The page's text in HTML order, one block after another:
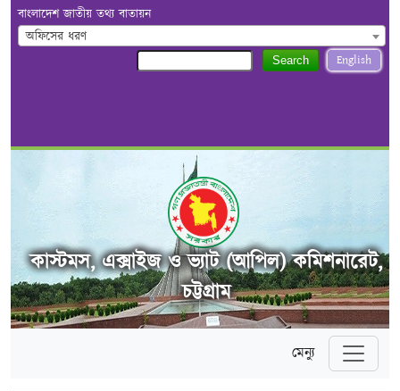
বাংলাদেশ জাতীয় তথ্য বাতায়ন
অফিসের ধরণ
English
Search
কাস্টমস, এক্সাইজ ও ভ্যাট (আপিল) কমিশনারেট,
চট্টগ্রাম
মেন্যু